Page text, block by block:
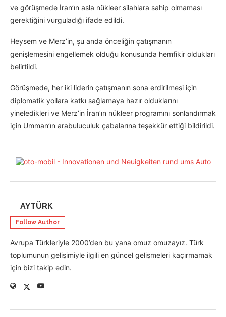
ve görüşmede İran’ın asla nükleer silahlara sahip olmaması
gerektiğini vurguladığı ifade edildi.
Heysem ve Merz’in, şu anda önceliğin çatışmanın
genişlemesini engellemek olduğu konusunda hemfikir oldukları
belirtildi.
Görüşmede, her iki liderin çatışmanın sona erdirilmesi için
diplomatik yollara katkı sağlamaya hazır olduklarını
yineledikleri ve Merz’in İran’ın nükleer programını sonlandırmak
için Umman’ın arabuluculuk çabalarına teşekkür ettiği bildirildi.
AYTÜRK
Follow Author
Avrupa Türkleriyle 2000’den bu yana omuz omuzayız. Türk
toplumunun gelişimiyle ilgili en güncel gelişmeleri kaçırmamak
için bizi takip edin.